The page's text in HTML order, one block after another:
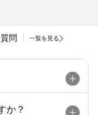
問 一覧を見る
か？